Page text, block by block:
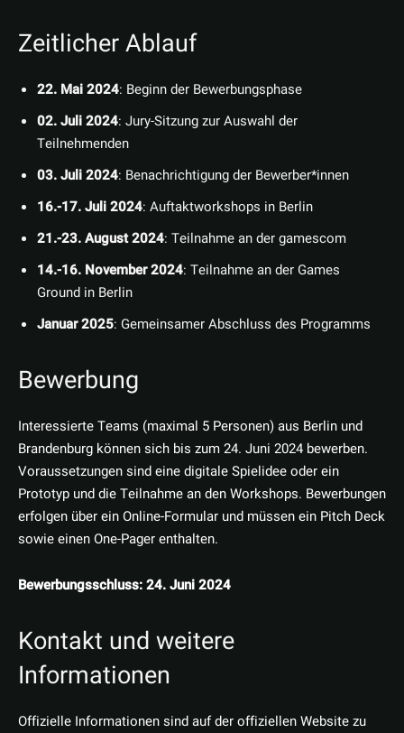
Zeitlicher Ablauf
22. Mai 2024: Beginn der Bewerbungsphase
02. Juli 2024: Jury-Sitzung zur Auswahl der
Teilnehmenden
03. Juli 2024: Benachrichtigung der Bewerber*innen
16.-17. Juli 2024: Auftaktworkshops in Berlin
21.-23. August 2024: Teilnahme an der gamescom
14.-16. November 2024: Teilnahme an der Games
Ground in Berlin
Januar 2025: Gemeinsamer Abschluss des Programms
Bewerbung
Interessierte Teams (maximal 5 Personen) aus Berlin und
Brandenburg können sich bis zum 24. Juni 2024 bewerben.
Voraussetzungen sind eine digitale Spielidee oder ein
Prototyp und die Teilnahme an den Workshops. Bewerbungen
erfolgen über ein Online-Formular und müssen ein Pitch Deck
sowie einen One-Pager enthalten.
Bewerbungsschluss: 24. Juni 2024
Kontakt und weitere
Informationen
Offizielle Informationen sind auf der offiziellen Website zu